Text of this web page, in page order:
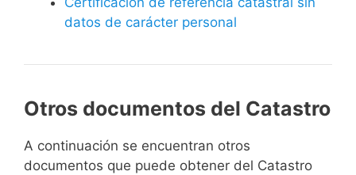
datos de carácter personal
Otros documentos del Catastro
A continuación se encuentran otros
documentos que puede obtener del Catastro